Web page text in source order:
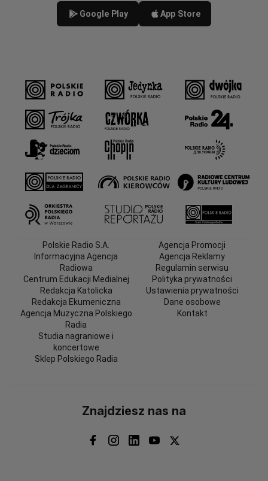
Google Play App Store
Polskie Radio S.A.
Informacyjna Agencja
Radiowa
Centrum Edukacji Medialnej
Redakcja Katolicka
Redakcja Ekumeniczna
Agencja Muzyczna Polskiego
Radia
Studia nagraniowe i
koncertowe
Sklep Polskiego Radia
Agencja Promocji
Agencja Reklamy
Regulamin serwisu
Polityka prywatności
Ustawienia prywatności
Dane osobowe
Kontakt
Znajdziesz nas na